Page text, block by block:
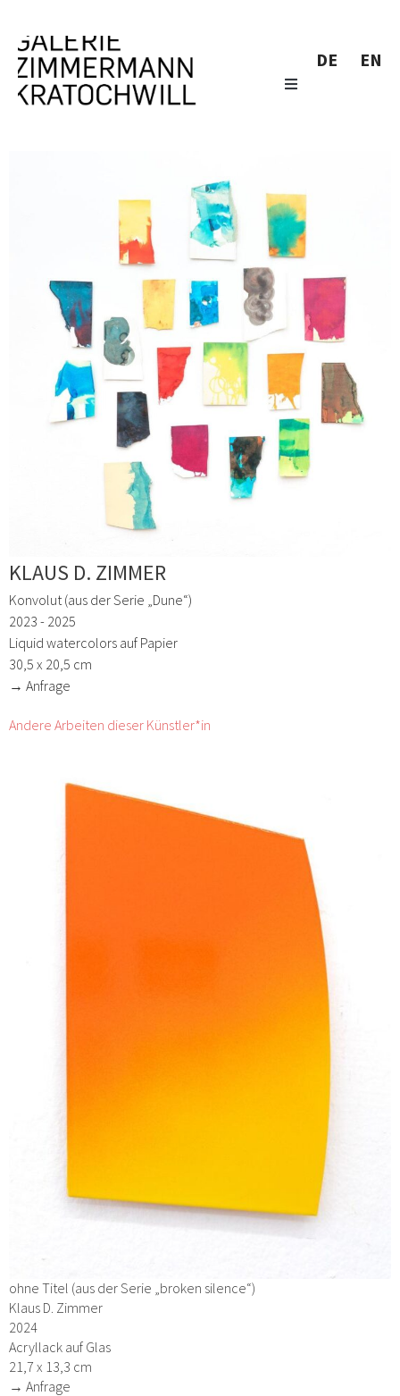
DE EN
KLAUS D. ZIMMER
Konvolut (aus der Serie „Dune“)
2023 - 2025
Liquid watercolors auf Papier
30,5 x 20,5 cm
→ Anfrage
Andere Arbeiten dieser Künstler*in
ohne Titel (aus der Serie „broken silence“)
Klaus D. Zimmer
2024
Acryllack auf Glas
21,7 x 13,3 cm
→ Anfrage